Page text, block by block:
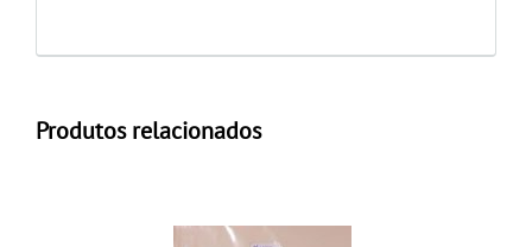
Produtos relacionados